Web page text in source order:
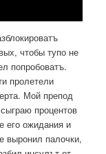
чтобы тупо не
попробоватъ.
пролетели
Мой препод
процентов
его ожидания и
выронил палочки,